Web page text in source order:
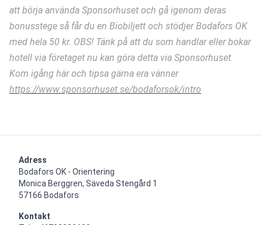
att börja använda Sponsorhuset och gå igenom deras
bonusstege så får du en Biobiljett och stödjer Bodafors OK
med hela 50 kr. OBS! Tänk på att du som handlar eller bokar
hotell via företaget nu kan göra detta via Sponsorhuset.
Kom igång här och tipsa gärna era vänner
https://www.sponsorhuset.se/bodaforsok/intro
Adress
Bodafors OK - Orientering
Monica Berggren, Säveda Stengård 1
57166 Bodafors
Kontakt